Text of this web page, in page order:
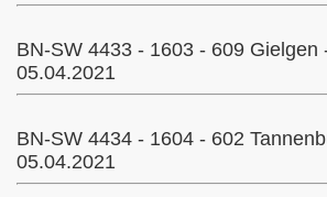
BN-SW 4433 - 1603 - 609 Gielgen
05.04.2021
BN-SW 4434 - 1604 - 602
05.04.2021